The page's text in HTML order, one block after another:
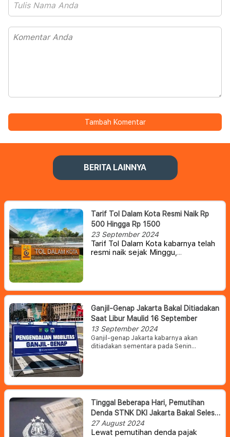
Tambah Komentar
BERITA LAINNYA
Tarif Tol Dalam Kota Resmi Naik Rp
500 Hingga Rp 1500
23 September 2024
Tarif Tol Dalam Kota kabarnya telah
resmi naik sejak Minggu,
tarif ini berlaku untuk ruas Tol
Cawang - Tomang - Pluit & Cawang
- Tanjung Priok - Ancol Timur -
Jembatan Tiga/Pluit.
Ganjil-Genap Jakarta Bakal Ditiadakan
Saat Libur Maulid 16 September
13 September 2024
Ganjil-genap Jakarta kabarnya akan
ditiadakan sementara pada Senin
Tinggal Beberapa Hari, Pemutihan
Denda STNK DKI Jakarta Bakal Selesai
Akhir Bulan Ini
27 August 2024
Lewat pemutihan denda pajak